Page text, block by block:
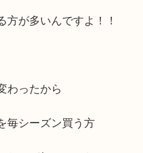
方が多いんですよ！！
わったから
毎シーズン買う方